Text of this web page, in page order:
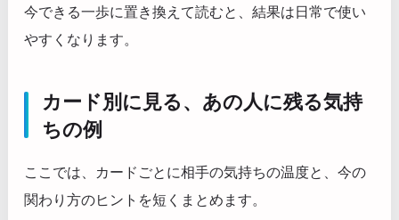
今できる一歩に置き換えて読むと、結果は日常で使い
やすくなります。
カード別に見る、あの人に残る気持
ちの例
ここでは、カードごとに相手の気持ちの温度と、今の
関わり方のヒントを短くまとめます。